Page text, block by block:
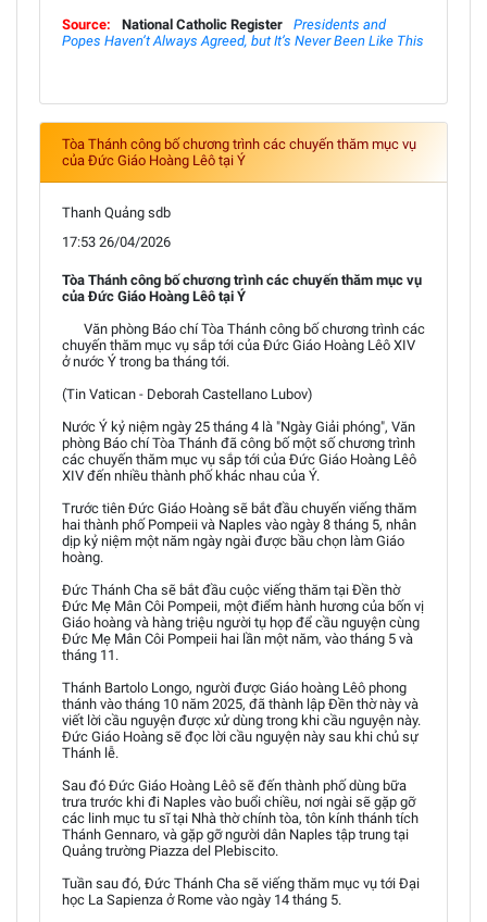
Source: National Catholic Register
Presidents and
Popes Haven’t Always Agreed, but It’s Never Been Like This
Tòa Thánh công bố chương trình các chuyến thăm mục vụ
của Đức Giáo Hoàng Lêô tại Ý
Thanh Quảng sdb
17:53 26/04/2026
Tòa Thánh công bố chương trình các chuyến thăm mục vụ
của Đức Giáo Hoàng Lêô tại Ý
Văn phòng Báo chí Tòa Thánh công bố chương trình các
chuyến thăm mục vụ sắp tới của Đức Giáo Hoàng Lêô XIV
ở nước Ý trong ba tháng tới.
(Tin Vatican - Deborah Castellano Lubov)
Nước Ý kỷ niệm ngày 25 tháng 4 là "Ngày Giải phóng", Văn
phòng Báo chí Tòa Thánh đã công bố một số chương trình
các chuyến thăm mục vụ sắp tới của Đức Giáo Hoàng Lêô
XIV đến nhiều thành phố khác nhau của Ý.
Trước tiên Đức Giáo Hoàng sẽ bắt đầu chuyến viếng thăm
hai thành phố Pompeii và Naples vào ngày 8 tháng 5, nhân
dịp kỷ niệm một năm ngày ngài được bầu chọn làm Giáo
hoàng.
Đức Thánh Cha sẽ bắt đầu cuộc viếng thăm tại Đền thờ
Đức Mẹ Mân Côi Pompeii, một điểm hành hương của bốn vị
Giáo hoàng và hàng triệu người tụ họp để cầu nguyện cùng
Đức Mẹ Mân Côi Pompeii hai lần một năm, vào tháng 5 và
tháng 11.
Thánh Bartolo Longo, người được Giáo hoàng Lêô phong
thánh vào tháng 10 năm 2025, đã thành lập Đền thờ này và
viết lời cầu nguyện được xử dùng trong khi cầu nguyện này.
Đức Giáo Hoàng sẽ đọc lời cầu nguyện này sau khi chủ sự
Thánh lễ.
Sau đó Đức Giáo Hoàng Lêô sẽ đến thành phố dùng bữa
trưa trước khi đi Naples vào buổi chiều, nơi ngài sẽ gặp gỡ
các linh mục tu sĩ tại Nhà thờ chính tòa, tôn kính thánh tích
Thánh Gennaro, và gặp gỡ người dân Naples tập trung tại
Quảng trường Piazza del Plebiscito.
Tuần sau đó, Đức Thánh Cha sẽ viếng thăm mục vụ tới Đại
học La Sapienza ở Rome vào ngày 14 tháng 5.